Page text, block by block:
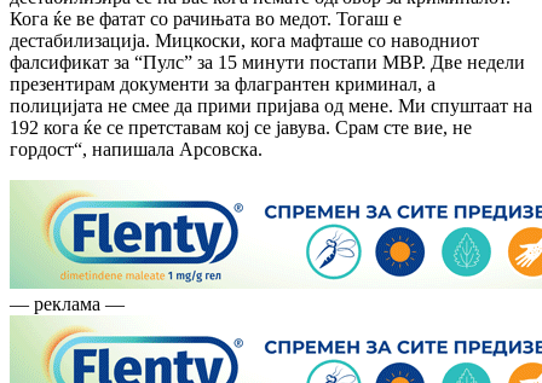
Кога ќе ве фатат со рачињата во медот. Тогаш е
дестабилизација. Мицкоски, кога мафташе со наводниот
фалсификат за “Пулс” за 15 минути постапи МВР. Две недели
презентирам документи за флагрантен криминал, а
полицијата не смее да прими пријава од мене. Ми спуштаат на
192 кога ќе се претставам кој се јавува. Срам сте вие, не
гордост“, напишала Арсовска.
— реклама —